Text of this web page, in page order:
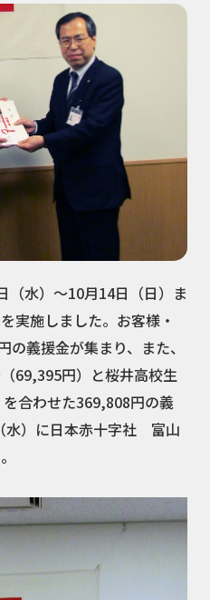
（水）～10月14日（日）ま
実施しました。お客様・
義援金が集まり、また、
69,395円）と桜井高校生
合わせた369,808円の義
水）に日本赤十字社 富山